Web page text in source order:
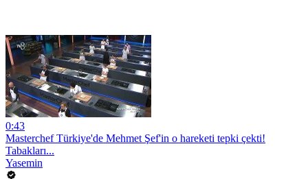
0:43
Masterchef Türkiye'de Mehmet Şef'in o hareketi tepki çekti!
Tabakları...
Yasemin